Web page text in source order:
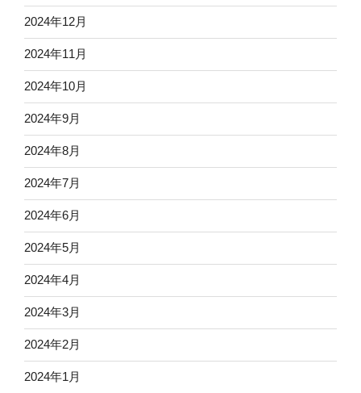
2024年12月
2024年11月
2024年10月
2024年9月
2024年8月
2024年7月
2024年6月
2024年5月
2024年4月
2024年3月
2024年2月
2024年1月